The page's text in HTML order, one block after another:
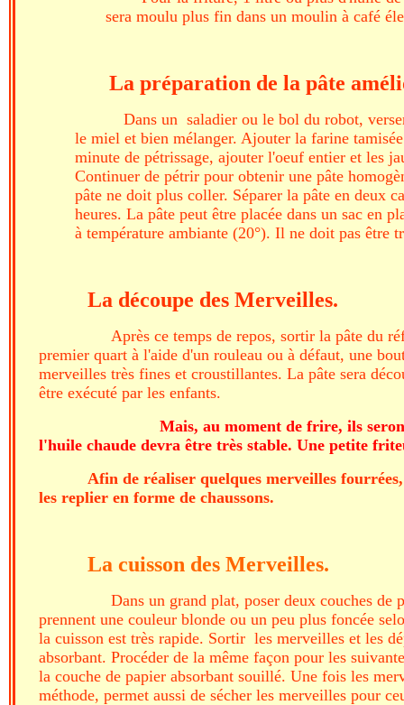
sera moulu plus fin dans un moulin à café
La préparation de la pâte
Dans un saladier ou le bol du robot,
le miel et bien mélanger. Ajouter la farine
minute de pétrissage, ajouter l'oeuf entier et les
Continuer de pétrir pour obtenir une pâte
pâte ne doit plus coller. Séparer la pâte en deux
heures. La pâte peut être placée dans un sac en
à température ambiante (20°). Il ne doit pas être
La découpe des Merveilles.
Après ce temps de repos, sortir la pâte du
premier quart à l'aide d'un rouleau ou à défaut, une
merveilles très fines et croustillantes. La pâte sera
être exécuté par les enfants.
Mais, au moment de frire, ils
l'huile chaude devra être très stable. Une petite
Afin de réaliser quelques merveilles
les replier en forme de chaussons.
La cuisson des Merveilles.
Dans un grand plat, poser deux couches de
prennent une couleur blonde ou un peu plus foncée
la cuisson est très rapide. Sortir les merveilles et les
absorbant. Procéder de la même façon pour les
la couche de papier absorbant souillé. Une fois les
méthode, permet aussi de sécher les merveilles pour